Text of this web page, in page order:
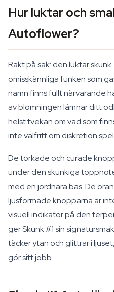
Hur luktar och
Autoflower?
Rakt på sak: den luktar
omisskännliga funken som
namn finns fullt närvarande
av blomningen lämnar ditt
helst tvekan om vad som
inte valfritt om diskretion
De torkade och curade
under den skunkiga
med en jordnära bas. De
ljusformade knopparna är
visuell indikator på den
ger Skunk #1 sin
täcker ytan och glittrar i
gör sitt jobb.